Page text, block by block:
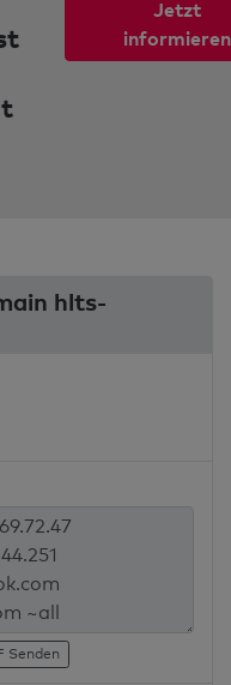
Jetzt
informieren
hlts-
Senden